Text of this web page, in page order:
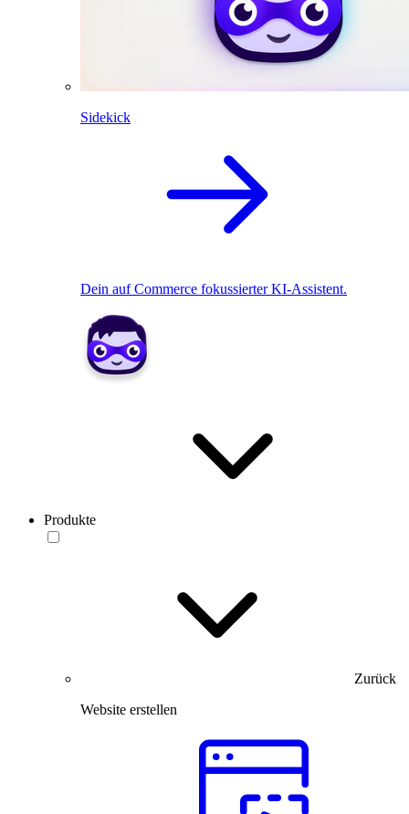
Sidekick
Dein auf Commerce fokussierter KI-Assistent.
Produkte
Zurück
Website erstellen